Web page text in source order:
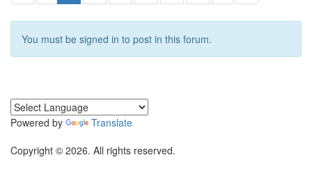
You must be signed in to post in this forum.
Powered by
Translate
Copyright © 2026. All rights reserved.